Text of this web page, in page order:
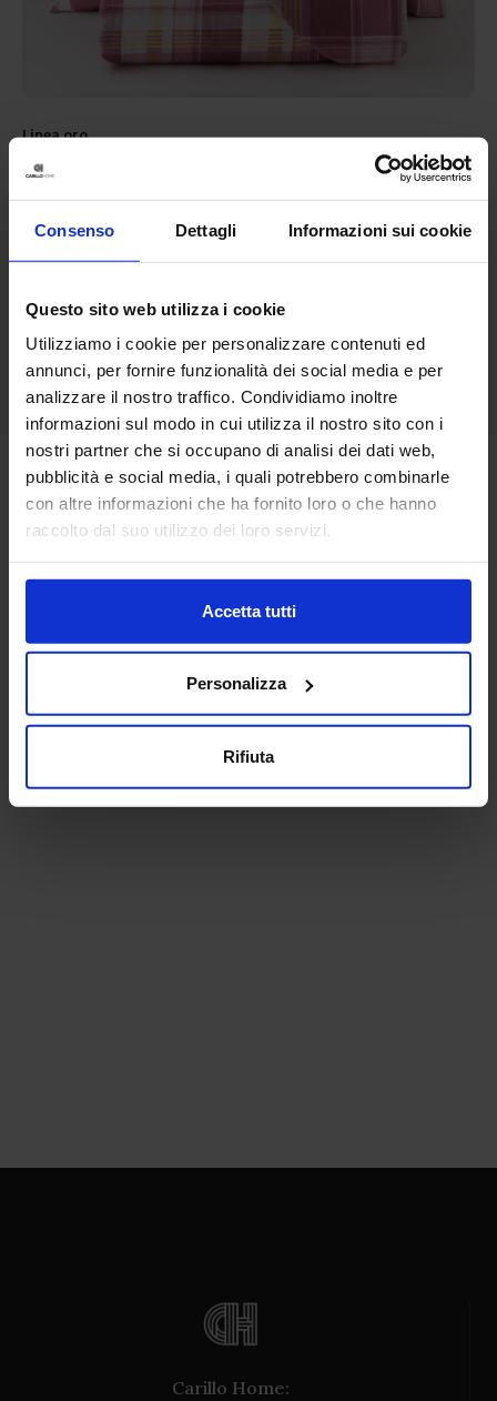
Consenso Dettagli Informazioni sui cookie
Questo sito web utilizza i cookie
Utilizziamo i cookie per personalizzare contenuti ed
annunci, per fornire funzionalità dei social media e per
analizzare il nostro traffico. Condividiamo inoltre
informazioni sul modo in cui utilizza il nostro sito con i
nostri partner che si occupano di analisi dei dati web,
pubblicità e social media, i quali potrebbero combinarle
con altre informazioni che ha fornito loro o che hanno
raccolto dal suo utilizzo dei loro servizi.
Accetta tutti
Personalizza
Rifiuta
Linea oro
Parure Copripiumino In Cotone Milot
Rosa
Carillo Home: